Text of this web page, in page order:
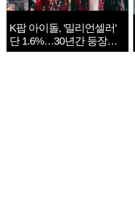
K팝 아이돌, '밀리언셀러'
단 1.6%…30년간 등장
1182개팀 전수조사